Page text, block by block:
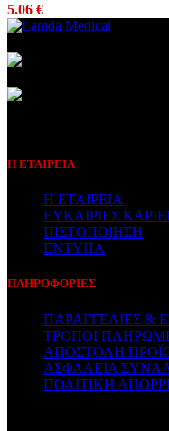
5.06 €
Η ΕΤΑΙΡΕΙΑ
Η ΕΤΑΙΡΕΙΑ
ΕΥΚΑΙΡΙΕΣ
ΠΙΣΤΟΠΟΙΗΣΗ
ΕΝΤΥΠΑ
ΠΛΗΡΟΦΟΡΙΕΣ
ΠΑΡΑΓΓΕΛΙΕΣ &
ΤΡΟΠΟΙ
ΑΠΟΣΤΟΛΗ
ΑΣΦΑΛΕΙΑ
ΠΟΛΙΤΙΚΗ